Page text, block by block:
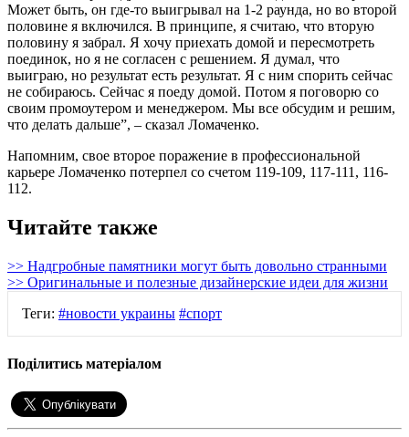
Может быть, он где-то выигрывал на 1-2 раунда, но во второй
половине я включился. В принципе, я считаю, что вторую
половину я забрал. Я хочу приехать домой и пересмотреть
поединок, но я не согласен с решением. Я думал, что
выиграю, но результат есть результат. Я с ним спорить сейчас
не собираюсь. Сейчас я поеду домой. Потом я поговорю со
своим промоутером и менеджером. Мы все обсудим и решим,
что делать дальше”, – сказал Ломаченко.
Напомним, свое второе поражение в профессиональной
карьере Ломаченко потерпел со счетом 119-109, 117-111, 116-
112.
Читайте также
>> Надгробные памятники могут быть довольно странными
>> Оригинальные и полезные дизайнерские идеи для жизни
Теги: #новости украины #спорт
Поділитись матеріалом